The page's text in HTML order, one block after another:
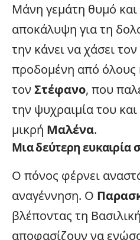
Μάνη γεμάτη θυμό
αποκάλυψη για τη
την κάνει να χάσει
προδομένη από όλους
τον Στέφανο, που
την ψυχραιμία του και
μικρή Μαλένα.
Μια δεύτερη ευκαιρία
Ο πόνος φέρνει
αναγέννηση. Ο
βλέποντας τη
αποφασίζουν να